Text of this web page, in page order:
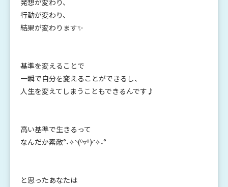
発想が変わり、
行動が変わり、
結果が変わります✨
基準を変えることで
一瞬で自分を変えることができるし、
人生を変えてしまうこともできるんです♪
高い基準で生きるって
なんだか素敵°˖✧◝(⁰▿⁰)◜✧˖°
と思ったあなたは